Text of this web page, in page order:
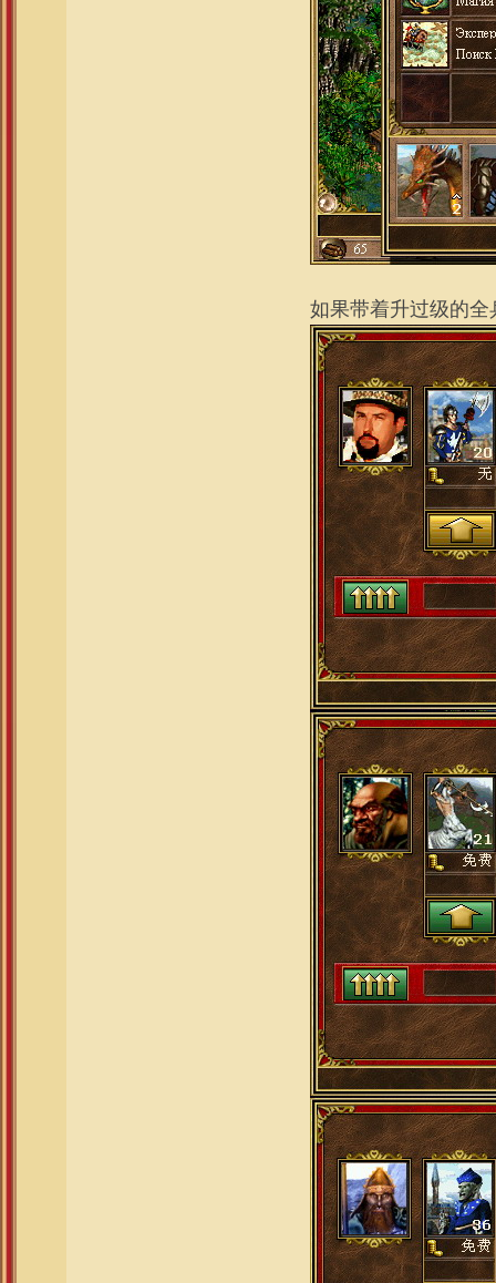
如果带着升过级的